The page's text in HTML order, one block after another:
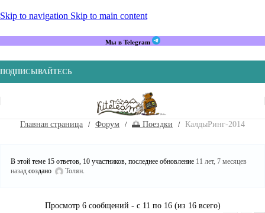
Skip to navigation Skip to main content
Мы в Telegram
ПОДПИСЫВАЙТЕСЬ
Главная страница Форум 🌅 Поездки КалдыРинг-2014
В этой теме 15 ответов, 10 участников, последнее обновление 11 лет, 7 месяцев
назад создано Толян.
Просмотр 6 сообщений - с 11 по 16 (из 16 всего)